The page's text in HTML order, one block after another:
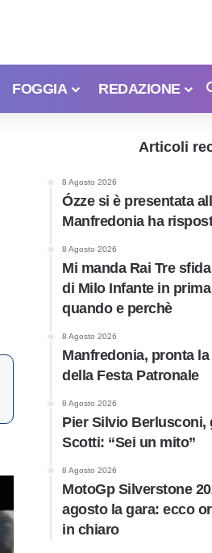
FOGGIA REDAZIONE
Articoli
8 Agosto 2026
Ózze si è presentata
Manfredonia ha
8 Agosto 2026
Mi manda Rai Tre
di Milo Infante in
quando e perchè
8 Agosto 2026
Manfredonia, pronta
della Festa Patronale
8 Agosto 2026
Pier Silvio Berlusconi,
Scotti: “Sei un mito”
8 Agosto 2026
MotoGp Silverstone
agosto la gara: ecco
in chiaro